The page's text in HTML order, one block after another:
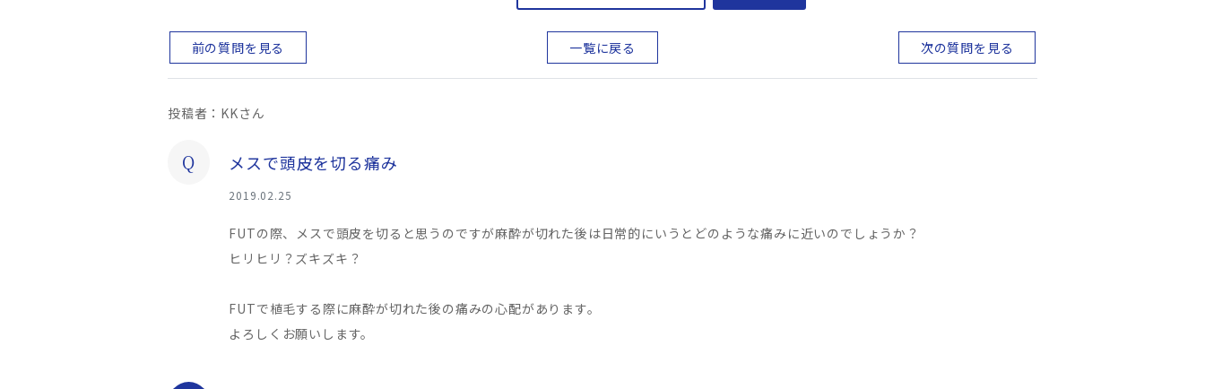
前の質問を見る 一覧に戻る 次の質問を見る
投稿者：KKさん
Q メスで頭皮を切る痛み
2019.02.25
FUTの際、メスで頭皮を切ると思うのですが麻酔が切れた後は日常的にいうとどのような痛みに近いのでしょうか？
ヒリヒリ？ズキズキ？
FUTで植毛する際に麻酔が切れた後の痛みの心配があります。
よろしくお願いします。